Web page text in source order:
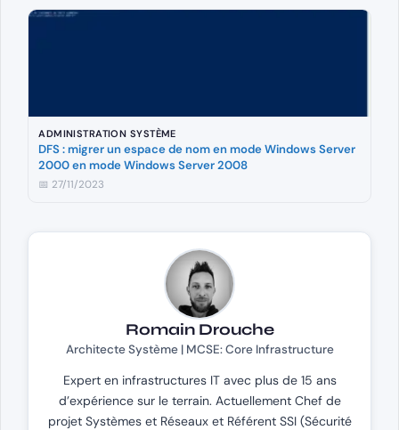
ADMINISTRATION SYSTÈME
DFS : migrer un espace de nom en mode Windows Server
2000 en mode Windows Server 2008
📅 27/11/2023
Romain Drouche
Architecte Système | MCSE: Core Infrastructure
Expert en infrastructures IT avec plus de 15 ans
d’expérience sur le terrain. Actuellement Chef de
projet Systèmes et Réseaux et Référent SSI (Sécurité